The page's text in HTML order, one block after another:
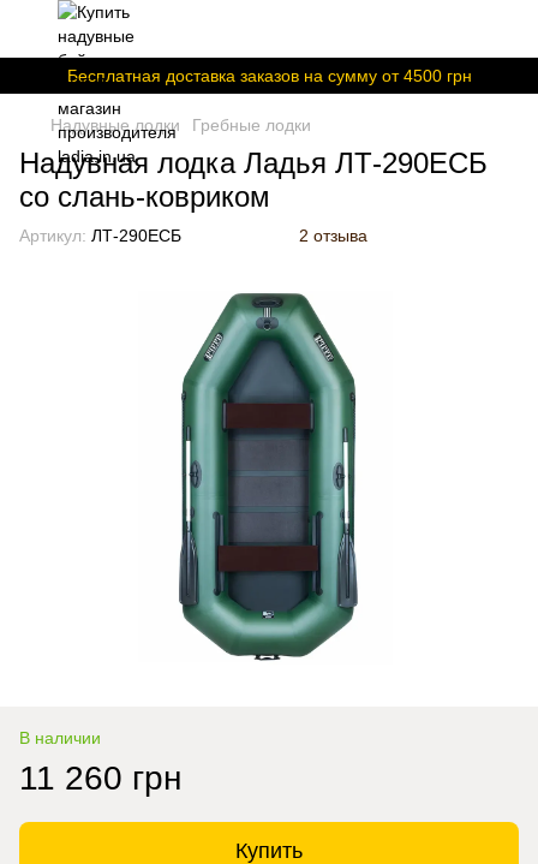
Бесплатная доставка заказов на сумму от 4500 грн
Надувные лодки Гребные лодки
Надувная лодка Ладья ЛТ-290ЕСБ
со слань-ковриком
Артикул: ЛТ-290ЕСБ 2 отзыва
В наличии
11 260 грн
Купить